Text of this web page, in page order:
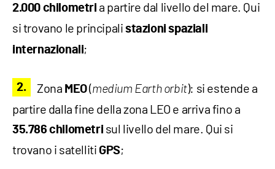
2.000 chilometri a partire dal livello del mare. Qui
si trovano le principalistazioni spaziali
internazionali;
Zona MEO(medium Earth orbit): si estende a
partire dalla fine della zona LEO e arriva fino a
35.786 chilometri sul livello del mare. Qui si
trovano i satelliti GPS;